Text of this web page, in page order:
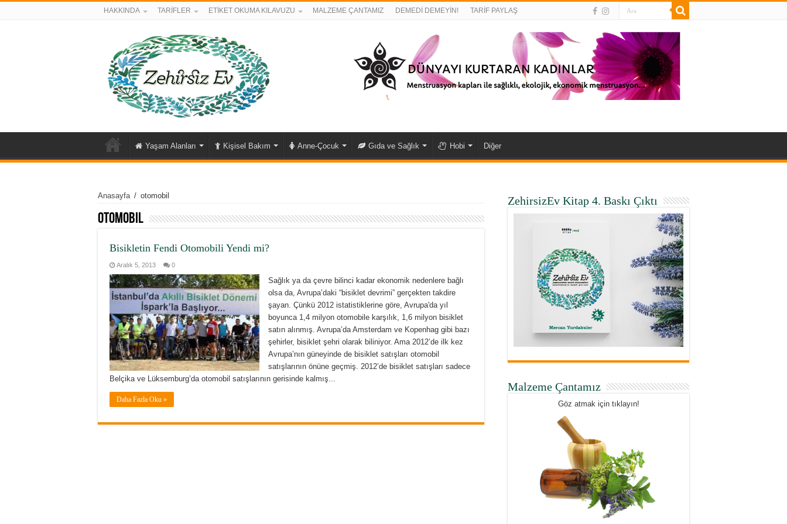
HAKKINDA TARİFLER ETİKET OKUMA KILAVUZU MALZEME ÇANTAMIZ DEMEDİ DEMEYİN! TARİF PAYLAŞ
Yaşam Alanları Kişisel Bakım Anne-Çocuk Gıda ve Sağlık Hobi Diğer
Anasayfa / otomobil
otomobil
Bisikletin Fendi Otomobili Yendi mi?
Aralık 5, 2013 0
Sağlık ya da çevre bilinci kadar ekonomik nedenlere bağlı
olsa da, Avrupa’daki “bisiklet devrimi” gerçekten takdire
şayan. Çünkü 2012 istatistiklerine göre, Avrupa'da yıl
boyunca 1,4 milyon otomobile karşılık, 1,6 milyon bisiklet
satın alınmış. Avrupa’da Amsterdam ve Kopenhag gibi bazı
şehirler, bisiklet şehri olarak biliniyor. Ama 2012’de ilk kez
Avrupa’nın güneyinde de bisiklet satışları otomobil
satışlarının önüne geçmiş. 2012’de bisiklet satışları sadece
Belçika ve Lüksemburg’da otomobil satışlarının gerisinde kalmış...
Daha Fazla Oku »
ZehirsizEv Kitap 4. Baskı Çıktı
Malzeme Çantamız
Göz atmak için tıklayın!